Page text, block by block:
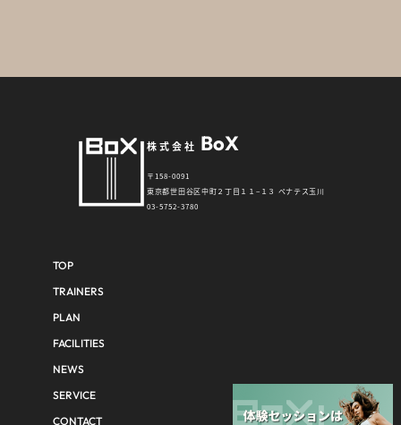
株式会社 BoX
〒158-0091
東京都世田谷区中町２丁目１１−１３ ペナテス玉川
03-5752-3780
TOP
TRAINERS
PLAN
FACILITIES
NEWS
SERVICE
CONTACT